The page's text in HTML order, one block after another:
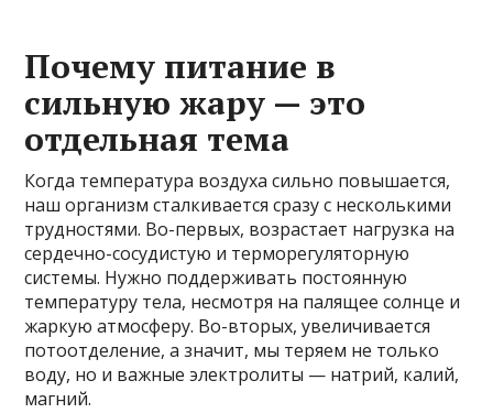
Почему питание в
сильную жару — это
отдельная тема
Когда температура воздуха сильно повышается,
наш организм сталкивается сразу с несколькими
трудностями. Во-первых, возрастает нагрузка на
сердечно-сосудистую и терморегуляторную
системы. Нужно поддерживать постоянную
температуру тела, несмотря на палящее солнце и
жаркую атмосферу. Во-вторых, увеличивается
потоотделение, а значит, мы теряем не только
воду, но и важные электролиты — натрий, калий,
магний.